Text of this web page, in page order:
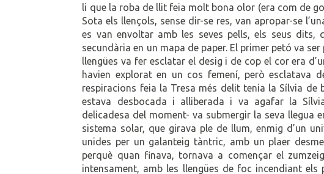
li que la roba de llit feia molt bona olor (era com de
Sota els llençols, sense dir-se res, van apropar-se
es van envoltar amb les seves pells, els seus dits,
secundària en un mapa de paper. El primer petó va
llengües va fer esclatar el desig i de cop el cor era
havien explorat en un cos femení, però
respiracions feia la Tresa més delit tenia la Sílvia
estava desbocada i alliberada i va agafar la
delicadesa del moment- va submergir la seva llegua
sistema solar, que girava ple de llum, enmig d’un
unides per un galanteig tàntric, amb un plaer
perquè quan finava, tornava a començar el
intensament, amb les llengües de foc incendiant